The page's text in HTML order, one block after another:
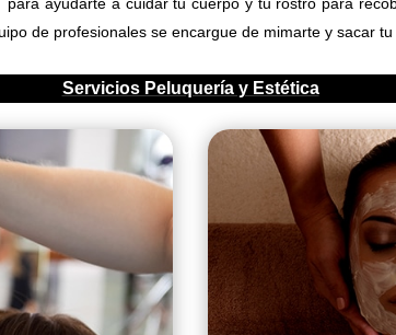
de profesionales se encargue de mimarte y sacar tu
Servicios Peluquería y Estética